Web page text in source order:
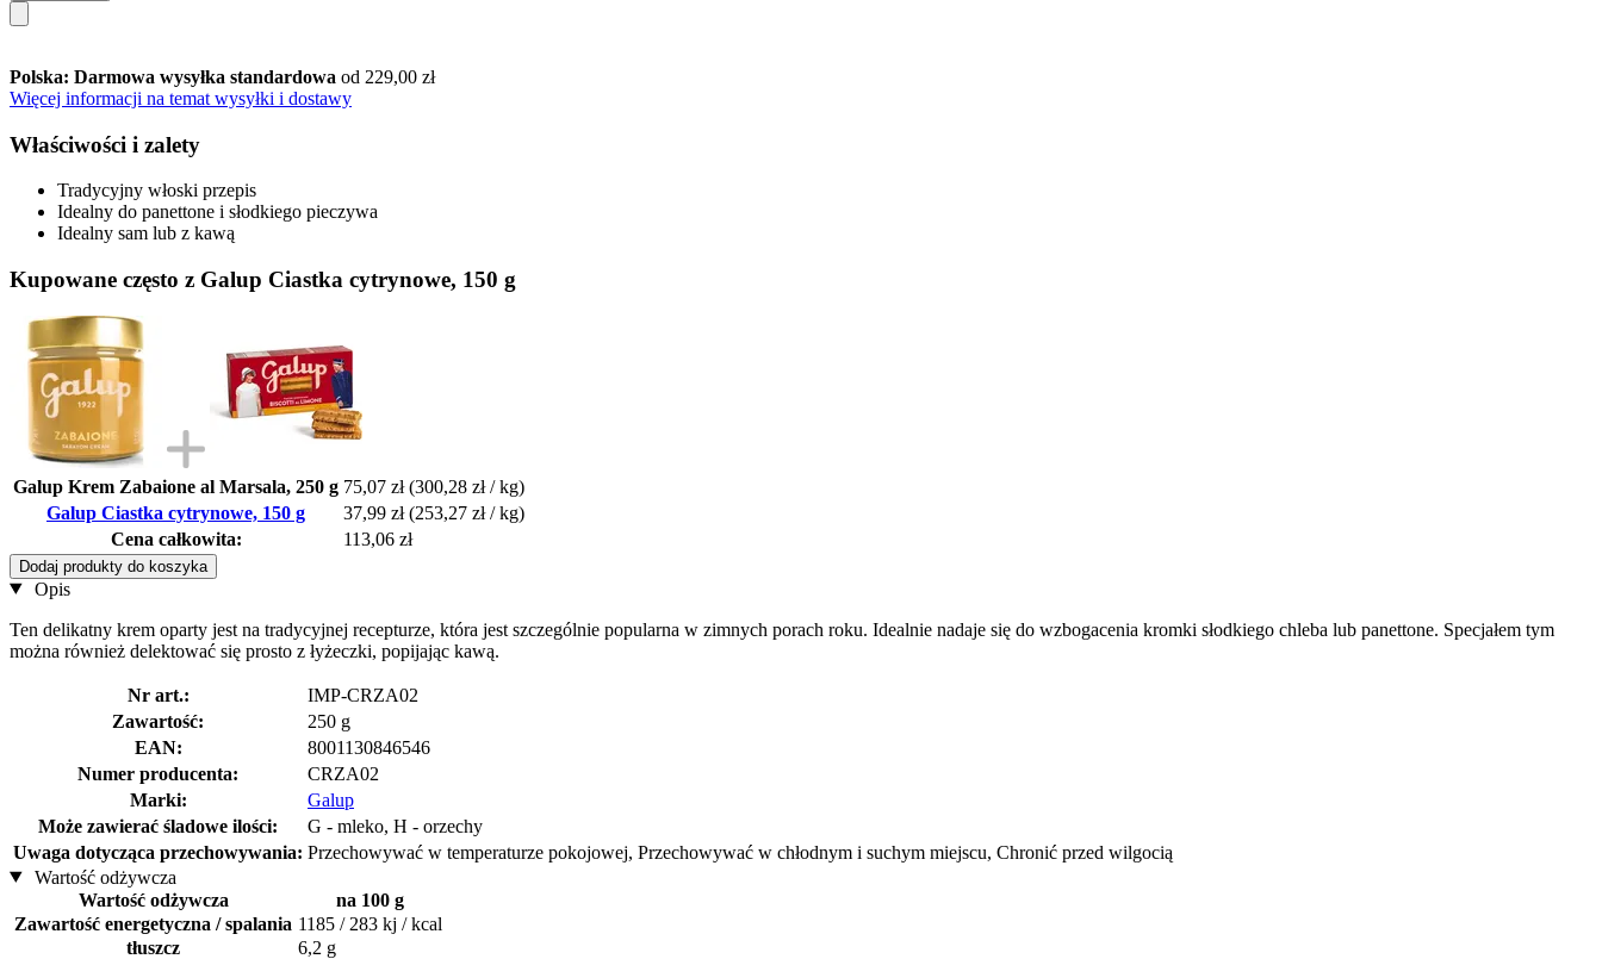
Polska: Darmowa wysyłka standardowa od 229,00 zł
Więcej informacji na temat wysyłki i dostawy
Właściwości i zalety
Tradycyjny włoski przepis
Idealny do panettone i słodkiego pieczywa
Idealny sam lub z kawą
Kupowane często z Galup Ciastka cytrynowe, 150 g
Galup Krem Zabaione al Marsala, 250 g 75,07 zł (300,28 zł / kg)
Galup Ciastka cytrynowe, 150 g
37,99 zł (253,27 zł / kg)
Cena całkowita:
113,06 zł
Dodaj produkty do koszyka
Opis
Ten delikatny krem oparty jest na tradycyjnej recepturze, która jest szczególnie popularna w zimnych porach roku. Idealnie nadaje się do wzbogacenia kromki słodkiego chleba lub panettone. Specjałem tym
można również delektować się prosto z łyżeczki, popijając kawą.
Nr art.:
IMP-CRZA02
Zawartość:
250 g
EAN:
8001130846546
Numer producenta:
CRZA02
Marki:
Galup
Może zawierać śladowe ilości:
G - mleko, H - orzechy
Uwaga dotycząca przechowywania: Przechowywać w temperaturze pokojowej, Przechowywać w chłodnym i suchym miejscu, Chronić przed wilgocią
Wartość odżywcza
Wartość odżywcza
na 100 g
Zawartość energetyczna / spalania 1185 / 283 kj / kcal
tłuszcz
6,2 g